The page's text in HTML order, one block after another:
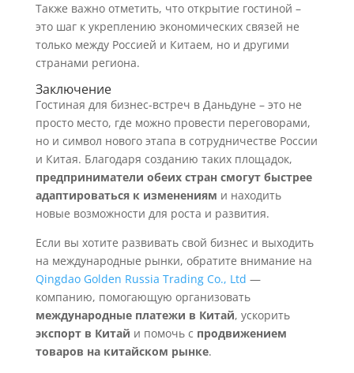
Также важно отметить, что открытие гостиной –
это шаг к укреплению экономических связей не
только между Россией и Китаем, но и другими
странами региона.
Заключение
Гостиная для бизнес-встреч в Даньдуне – это не
просто место, где можно провести переговорами,
но и символ нового этапа в сотрудничестве России
и Китая. Благодаря созданию таких площадок,
предприниматели обеих стран смогут быстрее
адаптироваться к изменениям и находить
новые возможности для роста и развития.
Если вы хотите развивать свой бизнес и выходить
на международные рынки, обратите внимание на
Qingdao Golden Russia Trading Co., Ltd —
компанию, помогающую организовать
международные платежи в Китай, ускорить
экспорт в Китай и помочь с продвижением
товаров на китайском рынке.